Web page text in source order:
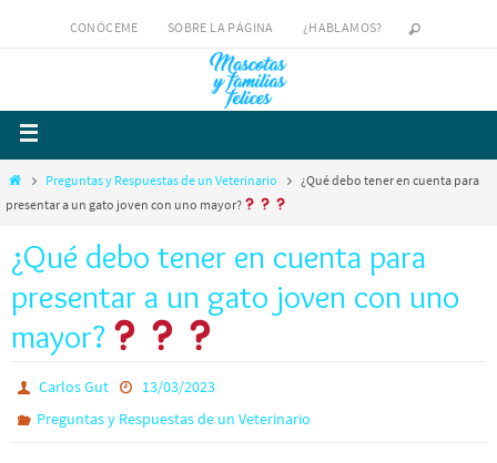
CONÓCEME SOBRE LA PÁGINA ¿HABLAMOS?
Preguntas y Respuestas de un Veterinario
¿Qué debo tener en cuenta para
presentar a un gato joven con uno mayor?
¿Qué debo tener en cuenta para
presentar a un gato joven con uno
mayor?
Carlos Gut
13/03/2023
Preguntas y Respuestas de un Veterinario